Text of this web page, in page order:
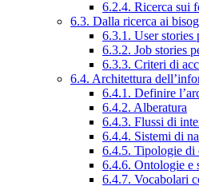
6.2.4. Ricerca sui
6.3. Dalla ricerca ai
6.3.1. User stories
6.3.2. Job stories
6.3.3. Criteri di
6.4. Architettura
6.4.1. Definire
6.4.2. Alberatura
6.4.3. Flussi di
6.4.4. Sistemi di
6.4.5. Tipologie di
6.4.6. Ontologie e
6.4.7. Vocabolari